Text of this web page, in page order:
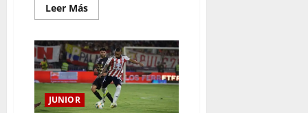
Leer Más
JUNIOR